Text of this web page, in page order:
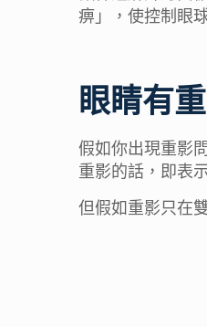
痹」，使控制眼
眼睛有
假如你出現重影
重影的話，即表
但假如重影只在